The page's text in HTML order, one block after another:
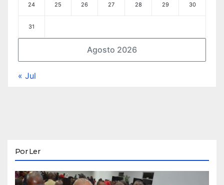
Agosto 2026
24 25 26 27 28 29 30
31
« Jul
Por Ler